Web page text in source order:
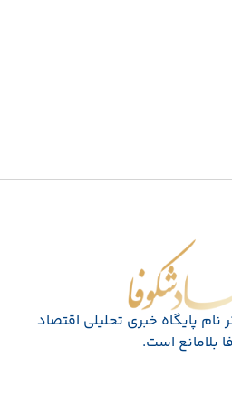
شکوفا
پايگاه خبری تحليلی اقتصاد
بلامانع است.